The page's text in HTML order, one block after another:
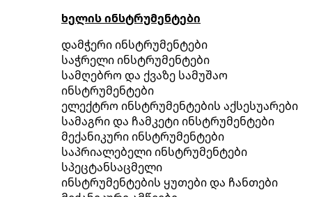
ხელის ინსტრუმენტები
დამჭერი ინსტრუმენტები
საჭრელი ინსტრუმენტები
სამღებრო და ქვაზე სამუშაო
ინსტრუმენტები
ელექტრო ინსტრუმენტების აქსესუარები
სამაგრი და ჩამკეტი ინსტრუმენტები
მექანიკური ინსტრუმენტები
საპრიალებელი ინსტრუმენტები
სპეცტანსაცმელი
ინსტრუმენტების ყუთები და ჩანთები